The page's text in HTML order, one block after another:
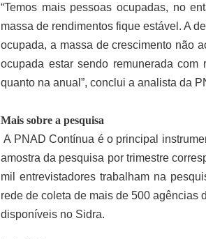
“Temos mais pessoas ocupadas, no
massa de rendimentos fique estável. A
ocupada, a massa de crescimento não
ocupada estar sendo remunerada com
quanto na anual”, conclui a analista da
Mais sobre a pesquisa
A PNAD Contínua é o principal
amostra da pesquisa por trimestre
mil entrevistadores trabalham na
rede de coleta de mais de 500 agências
disponíveis no Sidra.